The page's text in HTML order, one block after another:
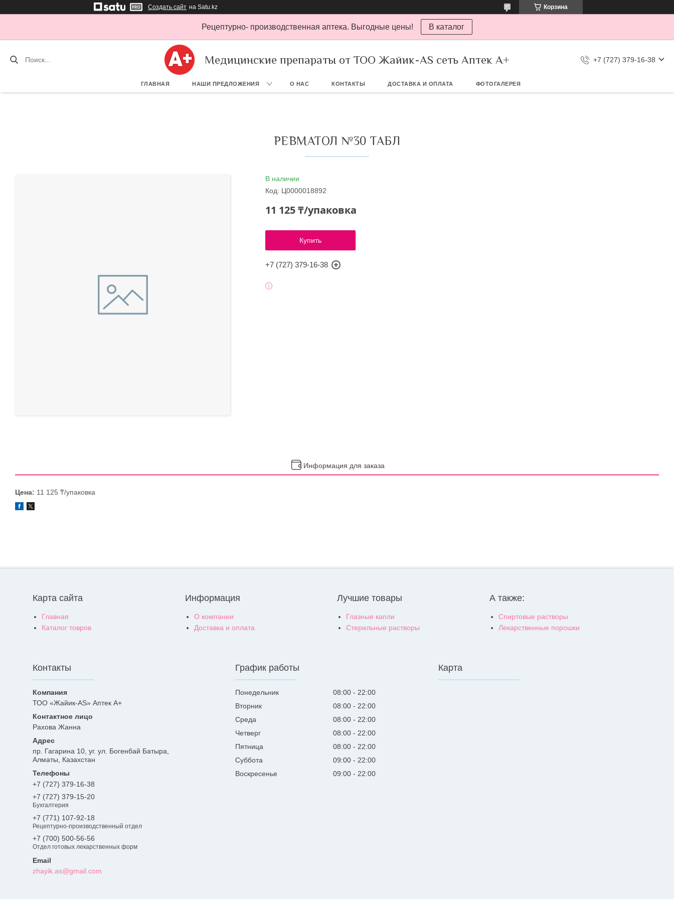
Создать сайт на Satu.kz Корзина
Рецептурно- производственная аптека. Выгодные цены! В каталог
Медицинские препараты от ТОО Жайик-AS сеть Аптек А+ +7 (727) 379-16-38
ГЛАВНАЯ НАШИ ПРЕДЛОЖЕНИЯ О НАС КОНТАКТЫ ДОСТАВКА И ОПЛАТА ФОТОГАЛЕРЕЯ
РЕВМАТОЛ №30 ТАБЛ
В наличии
Код: Ц0000018892
11 125 ₸/упаковка
Купить
+7 (727) 379-16-38
Информация для заказа
Цена: 11 125 ₸/упаковка
Карта сайта
Главная
Каталог товров
Информация
О компании
Доставка и оплата
Лучшие товары
Глазные капли
Стерильные растворы
А также:
Спиртовые растворы
Лекарственные порошки
Контакты
ТОО «Жайик-AS» Аптек А+
Рахова Жанна
пр. Гагарина 10, уг. ул. Богенбай Батыра,
Алматы, Казахстан
+7 (727) 379-16-38
+7 (727) 379-15-20
Бухгалтерия
+7 (771) 107-92-18
Рецептурно-производственный отдел
+7 (700) 500-56-56
Отдел готовых лекарственных форм
zhayik.as@gmail.com
График работы
Понедельник 08:00
22:00
Вторник
08:00
22:00
Среда
08:00
22:00
Четверг
08:00
22:00
Пятница
08:00
22:00
Суббота
09:00
22:00
Воскресенье
09:00 22:00
Карта